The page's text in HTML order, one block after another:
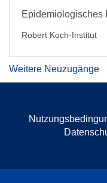
Epidemiologisches
Robert Koch-Institut
Weitere Neuzugänge